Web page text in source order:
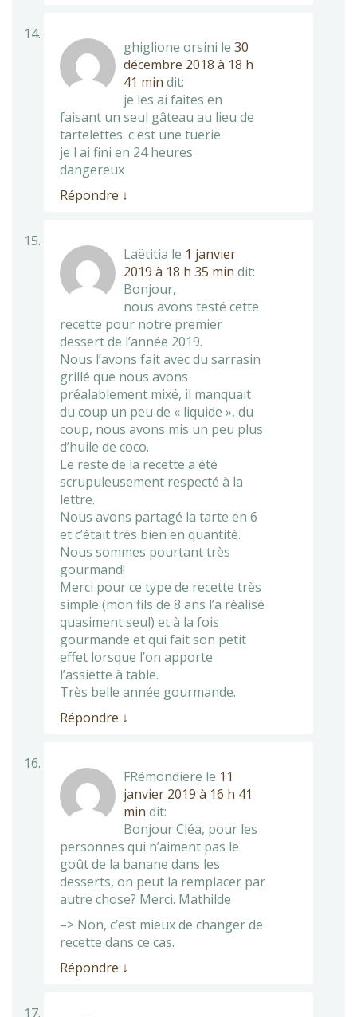
ghiglione orsini le 30
décembre 2018 à 18 h
41 min dit:
je les ai faites en
faisant un seul gâteau au lieu de
tartelettes. c est une tuerie
je l ai fini en 24 heures
dangereux
Répondre ↓
Laëtitia le 1 janvier
2019 à 18 h 35 min dit:
Bonjour,
nous avons testé cette
recette pour notre premier
dessert de l’année 2019.
Nous l’avons fait avec du sarrasin
grillé que nous avons
préalablement mixé, il manquait
du coup un peu de « liquide », du
coup, nous avons mis un peu plus
d’huile de coco.
Le reste de la recette a été
scrupuleusement respecté à la
lettre.
Nous avons partagé la tarte en 6
et c’était très bien en quantité.
Nous sommes pourtant très
gourmand!
Merci pour ce type de recette très
simple (mon fils de 8 ans l’a réalisé
quasiment seul) et à la fois
gourmande et qui fait son petit
effet lorsque l’on apporte
l’assiette à table.
Très belle année gourmande.
Répondre ↓
FRémondiere le 11
janvier 2019 à 16 h 41
min dit:
Bonjour Cléa, pour les
personnes qui n’aiment pas le
goût de la banane dans les
desserts, on peut la remplacer par
autre chose? Merci. Mathilde
–> Non, c’est mieux de changer de
recette dans ce cas.
Répondre ↓